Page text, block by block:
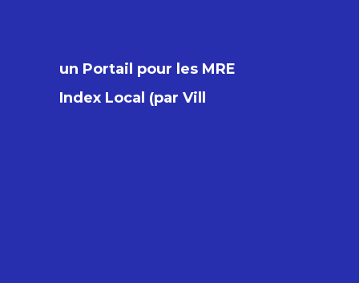
un Portail pour les MRE
Index Local (par Vill